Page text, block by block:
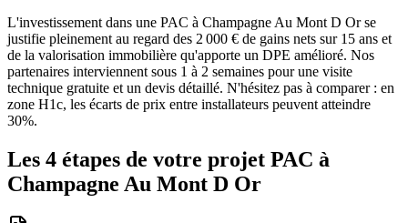
L'investissement dans une PAC à Champagne Au Mont D Or se
justifie pleinement au regard des 2 000 € de gains nets sur 15 ans et
de la valorisation immobilière qu'apporte un DPE amélioré. Nos
partenaires interviennent sous 1 à 2 semaines pour une visite
technique gratuite et un devis détaillé. N'hésitez pas à comparer : en
zone H1c, les écarts de prix entre installateurs peuvent atteindre
30%.
Les 4 étapes de votre projet PAC à
Champagne Au Mont D Or